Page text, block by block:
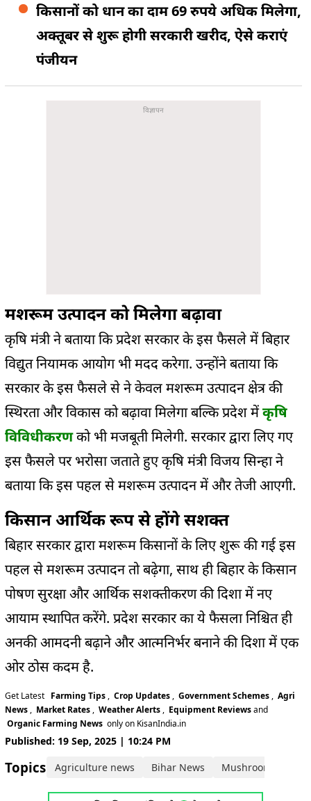
किसानों को धान का दाम 69 रुपये अधिक मिलेगा,
अक्तूबर से शुरू होगी सरकारी खरीद, ऐसे कराएं
पंजीयन
मशरूम उत्पादन को मिलेगा बढ़ावा
कृषि मंत्री ने बताया कि प्रदेश सरकार के इस फैसले में बिहार
विद्युत नियामक आयोग भी मदद करेगा. उन्होंने बताया कि
सरकार के इस फैसले से ने केवल मशरूम उत्पादन क्षेत्र की
स्थिरता और विकास को बढ़ावा मिलेगा बल्कि प्रदेश मेंकृषि
विविधीकरणको भी मजबूती मिलेगी. सरकार द्वारा लिए गए
इस फैसले पर भरोसा जताते हुए कृषि मंत्री विजय सिन्हा ने
बताया कि इस पहल से मशरूम उत्पादन में और तेजी आएगी.
किसान आर्थिक रूप से होंगे सशक्त
बिहार सरकार द्वारा मशरूम किसानों के लिए शुरू की गई इस
पहल से मशरूम उत्पादन तो बढ़ेगा, साथ ही बिहार के किसान
पोषण सुरक्षा और आर्थिक सशक्तीकरण की दिशा में नए
आयाम स्थापित करेंगे. प्रदेश सरकार का ये फैसला निश्चित ही
अनकी आमदनी बढ़ाने और आत्मनिर्भर बनाने की दिशा में एक
ओर ठोस कदम है.
Get Latest Farming Tips , Crop Updates , Government Schemes , Agri
News , Market Rates , Weather Alerts , Equipment Reviewsand
Organic Farming News only on KisanIndia.in
Published: 19 Sep, 2025 | 10:24 PM
Topics: Agriculture news Bihar News Mushroom